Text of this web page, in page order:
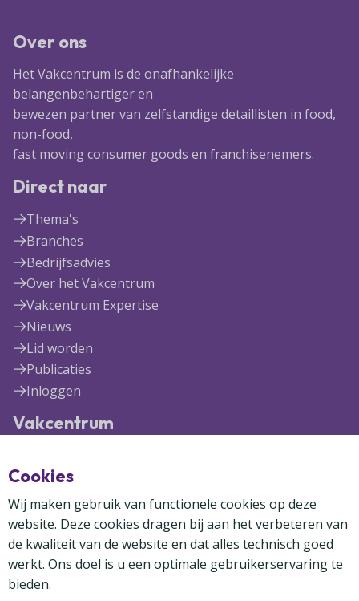
Over ons
Het Vakcentrum is de onafhankelijke
belangenbehartiger en
bewezen partner van zelfstandige detaillisten in food,
non-food,
fast moving consumer goods en franchisenemers.
Direct naar
Thema's
Branches
Bedrijfsadvies
Over het Vakcentrum
Vakcentrum Expertise
Nieuws
Lid worden
Publicaties
Inloggen
Vakcentrum
3447 GR Woerden
(0348) 41 97 71
info@vakcentrum.nl
Cookies
Wij maken gebruik van functionele cookies op deze
website. Deze cookies dragen bij aan het verbeteren van
de kwaliteit van de website en dat alles technisch goed
werkt. Ons doel is u een optimale gebruikerservaring te
bieden.